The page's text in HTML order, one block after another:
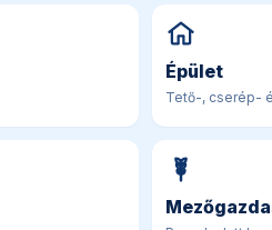
Épület
Tető-, cserép-